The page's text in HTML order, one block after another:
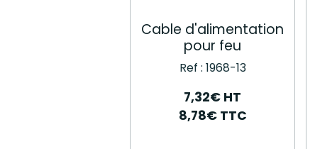
Cable d'alimentation
pour feu
Ref : 1968-13
7,32€ HT
8,78€ TTC